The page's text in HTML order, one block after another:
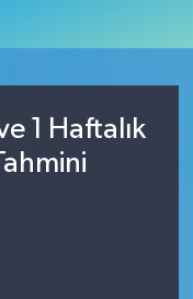
1 Haftalık